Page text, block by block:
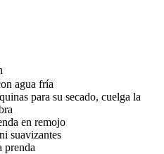
agua fría
para su secado, cuelga la
en remojo
suavizantes
prenda